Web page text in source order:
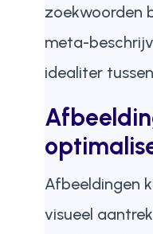
zoekwoorden
meta-
idealiter
Afbeeldingen
visueel